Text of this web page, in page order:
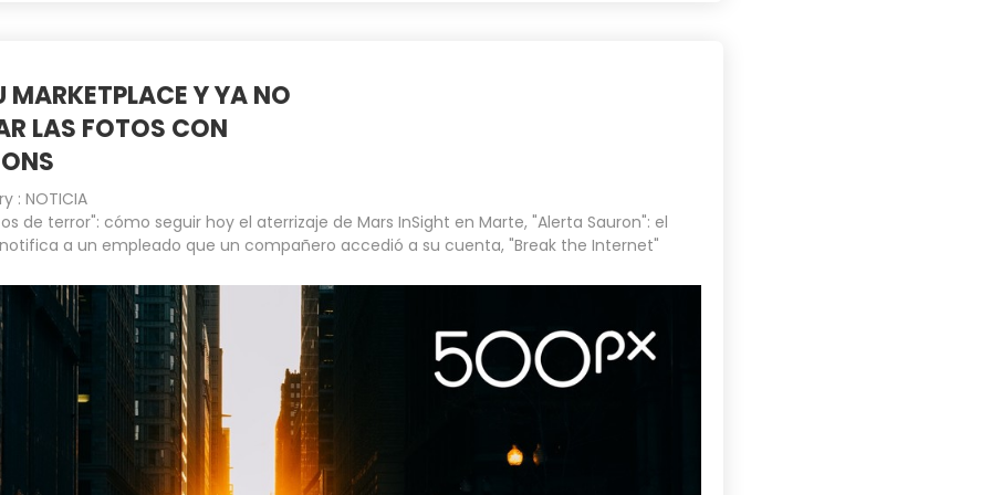
Y YA NO
LAS FOTOS CON
: NOTICIA
de terror": cómo seguir hoy el aterrizaje de Mars InSight en Marte, "Alerta Sauron": el
a un empleado que un compañero accedió a su cuenta, "Break the Internet"